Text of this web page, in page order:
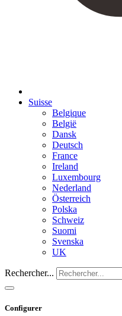
Suisse
Belgique
België
Dansk
Deutsch
France
Ireland
Luxembourg
Nederland
Österreich
Polska
Schweiz
Suomi
Svenska
UK
Rechercher...
Configurer